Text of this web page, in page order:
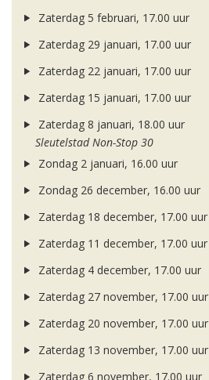
Zaterdag 5 februari, 17.00 uur
Zaterdag 29 januari, 17.00 uur
Zaterdag 22 januari, 17.00 uur
Zaterdag 15 januari, 17.00 uur
Zaterdag 8 januari, 18.00 uur
Sleutelstad Non-Stop 30
Zondag 2 januari, 16.00 uur
Zondag 26 december, 16.00 uur
Zaterdag 18 december, 17.00 uur
Zaterdag 11 december, 17.00 uur
Zaterdag 4 december, 17.00 uur
Zaterdag 27 november, 17.00 uur
Zaterdag 20 november, 17.00 uur
Zaterdag 13 november, 17.00 uur
Zaterdag 6 november, 17.00 uur